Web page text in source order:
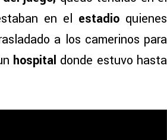
en el estadio quienes
a los camerinos para
hospital donde estuvo hasta